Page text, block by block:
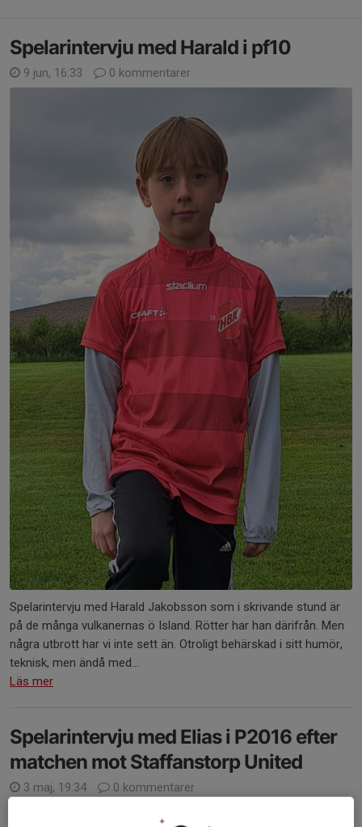
Spelarintervju med Harald i pf10
9 jun, 16:33 0 kommentarer
Spelarintervju med Harald Jakobsson som i skrivande stund är
på de många vulkanernas ö Island. Rötter har han därifrån. Men
några utbrott har vi inte sett än. Otroligt behärskad i sitt humör,
teknisk, men ändå med...
Läs mer
Spelarintervju med Elias i P2016 efter
matchen mot Staffanstorp United
3 maj, 19:34 0 kommentarer